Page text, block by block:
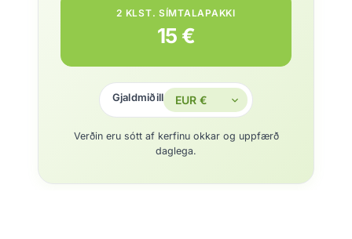
2 KLST. SÍMTALAPAKKI
15 €
Gjaldmiðill
Verðin eru sótt af kerfinu okkar og uppfærð
daglega.